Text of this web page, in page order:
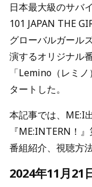
日本最大級のサバ
101 JAPAN THE
グローバルガール
演するオリジナル
「Lemino（レミ
タートした。
本記事では、ME:I
『ME:INTERN！
番組紹介、視聴方
2024年11月21